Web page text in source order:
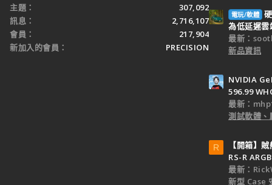
主題
307,092
訊息
2,716,107
會員
217,904
新加入的會員
PRECISION
電玩/軟體
為低延遲雲
最新：
新品資訊
NVIDIA
596.99
最新：
測試軟體、
R
【開箱】
RS-R
最新：
新型 Case